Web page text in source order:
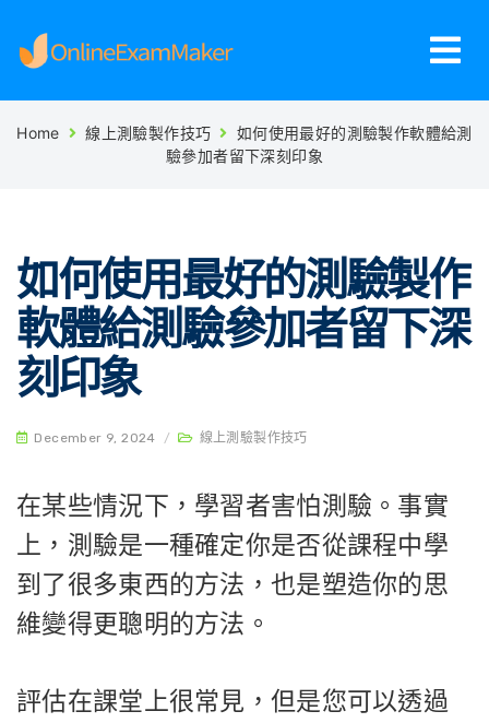
Home 線上測驗製作技巧
如何使用最好的測驗製作軟體給測
驗參加者留下深刻印象
如何使用最好的測驗製作
軟體給測驗參加者留下深
刻印象
December 9, 2024 / 線上測驗製作技巧
在某些情況下，學習者害怕測驗。事實
上，測驗是一種確定你是否從課程中學
到了很多東西的方法，也是塑造你的思
維變得更聰明的方法。
評估在課堂上很常見，但是您可以透過